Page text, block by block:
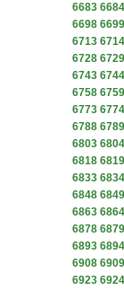
6683 6684
6698 6699
6713 6714
6728 6729
6743 6744
6758 6759
6773 6774
6788 6789
6803 6804
6818 6819
6833 6834
6848 6849
6863 6864
6878 6879
6893 6894
6908 6909
6923 6924